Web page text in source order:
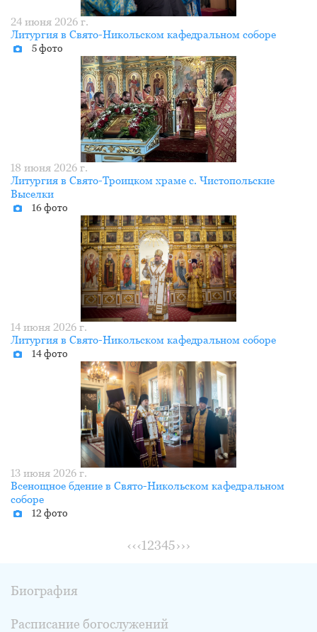
24 июня 2026 г.
Литургия в Свято-Никольском кафедральном соборе
5 фото
18 июня 2026 г.
Литургия в Свято-Троицком храме с. Чистопольские
Выселки
16 фото
14 июня 2026 г.
Литургия в Свято-Никольском кафедральном соборе
14 фото
13 июня 2026 г.
Всенощное бдение в Свято-Никольском кафедральном
соборе
12 фото
‹‹‹12345›››
Биография
Расписание богослужений